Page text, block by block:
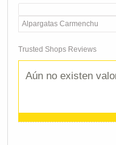
Alpargatas Carmenchu
Trusted Shops Reviews
Aún no existen